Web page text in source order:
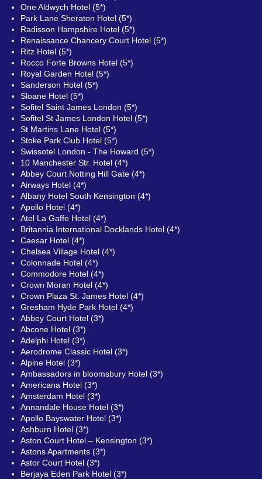
One Aldwych Hotel (5*)
Park Lane Sheraton Hotel (5*)
Radisson Hampshire Hotel (5*)
Renaissance Chancery Court Hotel (5*)
Ritz Hotel (5*)
Rocco Forte Browns Hotel (5*)
Royal Garden Hotel (5*)
Sanderson Hotel (5*)
Sloane Hotel (5*)
Sofitel Saint James London (5*)
Sofitel St James London Hotel (5*)
St Martins Lane Hotel (5*)
Stoke Park Club Hotel (5*)
Swissotel London - The Howard (5*)
10 Manchester Str. Hotel (4*)
Abbey Court Notting Hill Gate (4*)
Airways Hotel (4*)
Albany Hotel South Kensington (4*)
Apollo Hotel (4*)
Atel La Gaffe Hotel (4*)
Britannia International Docklands Hotel (4*)
Caesar Hotel (4*)
Chelsea Village Hotel (4*)
Colonnade Hotel (4*)
Commodore Hotel (4*)
Crown Moran Hotel (4*)
Crown Plaza St. James Hotel (4*)
Gresham Hyde Park Hotel (4*)
Abbey Court Hotel (3*)
Abcone Hotel (3*)
Adelphi Hotel (3*)
Aerodrome Classic Hotel (3*)
Alpine Hotel (3*)
Ambassadors in bloomsbury Hotel (3*)
Americana Hotel (3*)
Amsterdam Hotel (3*)
Annandale House Hotel (3*)
Apollo Bayswater Hotel (3*)
Ashburn Hotel (3*)
Aston Court Hotel – Kensington (3*)
Astons Apartments (3*)
Astor Court Hotel (3*)
Berjaya Eden Park Hotel (3*)